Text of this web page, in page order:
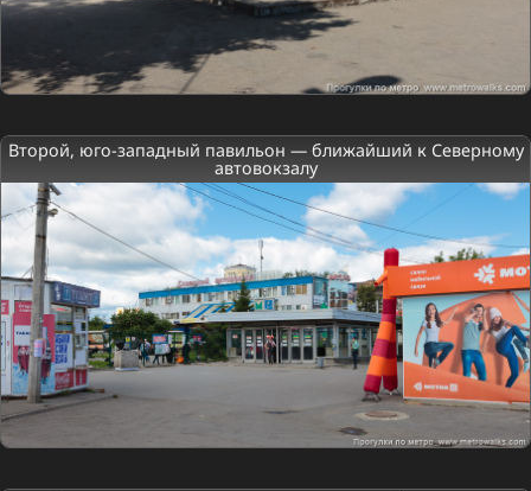
Второй, юго-западный павильон — ближайший к Северному
автовокзалу